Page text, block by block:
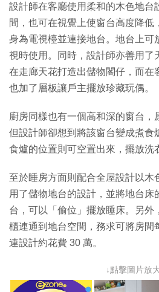
設計師在客廳使用柔和的木色地台
間，也可在視覺上使窗台高度降低
身為電視檯並連接地台。地台上可
視時使用。同時，設計師亦善用了
在走廊天花打造出儲物閣仔，而在
也加了層板讓戶主擺放珍藏玩偶。
廚房同樣也有一個高和深的窗台，
但設計師卻想到將該窗台變成煮食
食爐的位置則可空置出來，擺放洗
至於睡房方面則配合全屋設計以木
用了儲物地台的設計，並將地台床
台，可以「偷位」擺放睡床。另外
櫃連通到地台空間，務求可將房間
連設計約花費 30 萬。
↓點擊圖片放